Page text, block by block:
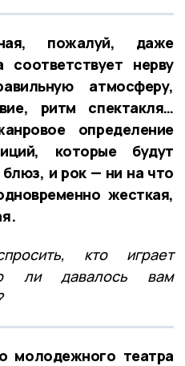
пожалуй, даже
нерву
атмосферу,
ритм спектакля…
определение
которые будут
и рок — ни на что
жесткая,
кто играет
ли давалось вам
молодежного театра